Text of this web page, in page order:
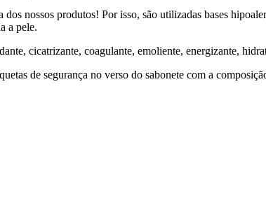
nossos produtos! Por isso, são utilizadas bases
a pele.
cicatrizante, coagulante, emoliente, energizante,
de segurança no verso do sabonete com a